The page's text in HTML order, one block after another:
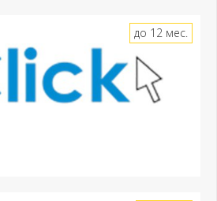
до 12 мес.